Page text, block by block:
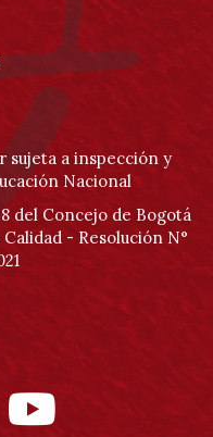
sujeta a inspección y
Nacional
del Concejo de Bogotá
- Resolución N°